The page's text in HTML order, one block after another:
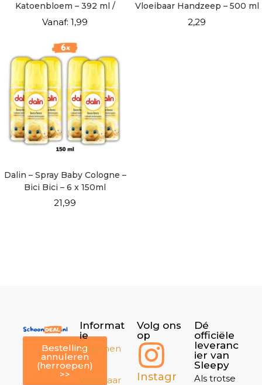
Katoenbloem – 392 ml /
400gr
Vanaf:1,99
Vloeibaar Handzeep – 500 ml
2,29
Dalin – Spray Baby Cologne –
Bici Bici – 6 x 150ml
21,99
Bestelling
annuleren
(herroepen)
>>
Informat
ie
Algemen
e
voorwaar
Volg ons
op
Instagr
Dé
officiële
leveranc
ier van
Sleepy
Als trotse